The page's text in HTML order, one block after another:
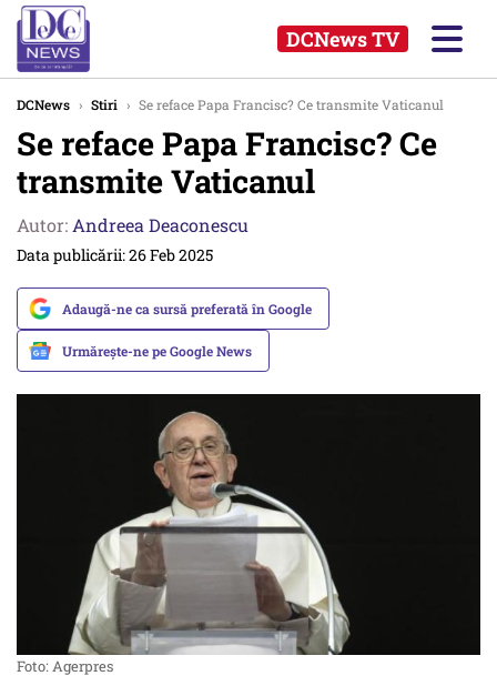
DCNews TV
DCNews › Stiri › Se reface Papa Francisc? Ce transmite Vaticanul
Se reface Papa Francisc? Ce
transmite Vaticanul
Autor: Andreea Deaconescu
Data publicării: 26 Feb 2025
Adaugă-ne ca sursă preferată în Google
Urmărește-ne pe Google News
Foto: Agerpres